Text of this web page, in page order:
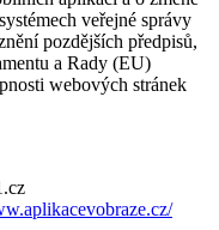
veřejné správy
pozdějších předpisů,
a Rady (EU)
webových stránek